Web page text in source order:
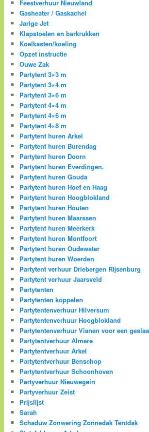
Feestverhuur Nieuwland
Gasheater / Gaskachel
Jarige Jet
Klapstoelen en barkrukken
Koelkasten/koeling
Opzet instructie
Ouwe Zak
Partytent 3×3 m
Partytent 3×4 m
Partytent 3×6 m
Partytent 4×4 m
Partytent 4×6 m
Partytent 4×8 m
Partytent huren Arkel
Partytent huren Burendag
Partytent huren Doorn
Partytent huren Everdingen.
Partytent huren Gouda
Partytent huren Hoef en Haag
Partytent huren Hoogblokland
Partytent huren Houten
Partytent huren Maarssen
Partytent huren Meerkerk
Partytent huren Montfoort
Partytent huren Oudewater
Partytent huren Woerden
Partytent verhuur Driebergen Rijsenburg
Partytent verhuur Jaarsveld
Partytenten
Partytenten koppelen
Partytentenverhuur Hilversum
Partytentenverhuur Hoogblokland
Partytentenverhuur Vianen voor een
Partytentverhuur Almere
Partytentverhuur Arkel
Partytentverhuur Benschop
Partytentverhuur Schoonhoven
Partyverhuur Nieuwegein
Partyverhuur Zeist
Prijslijst
Sarah
Schaduw Zonwering Zonnedak Tentdak